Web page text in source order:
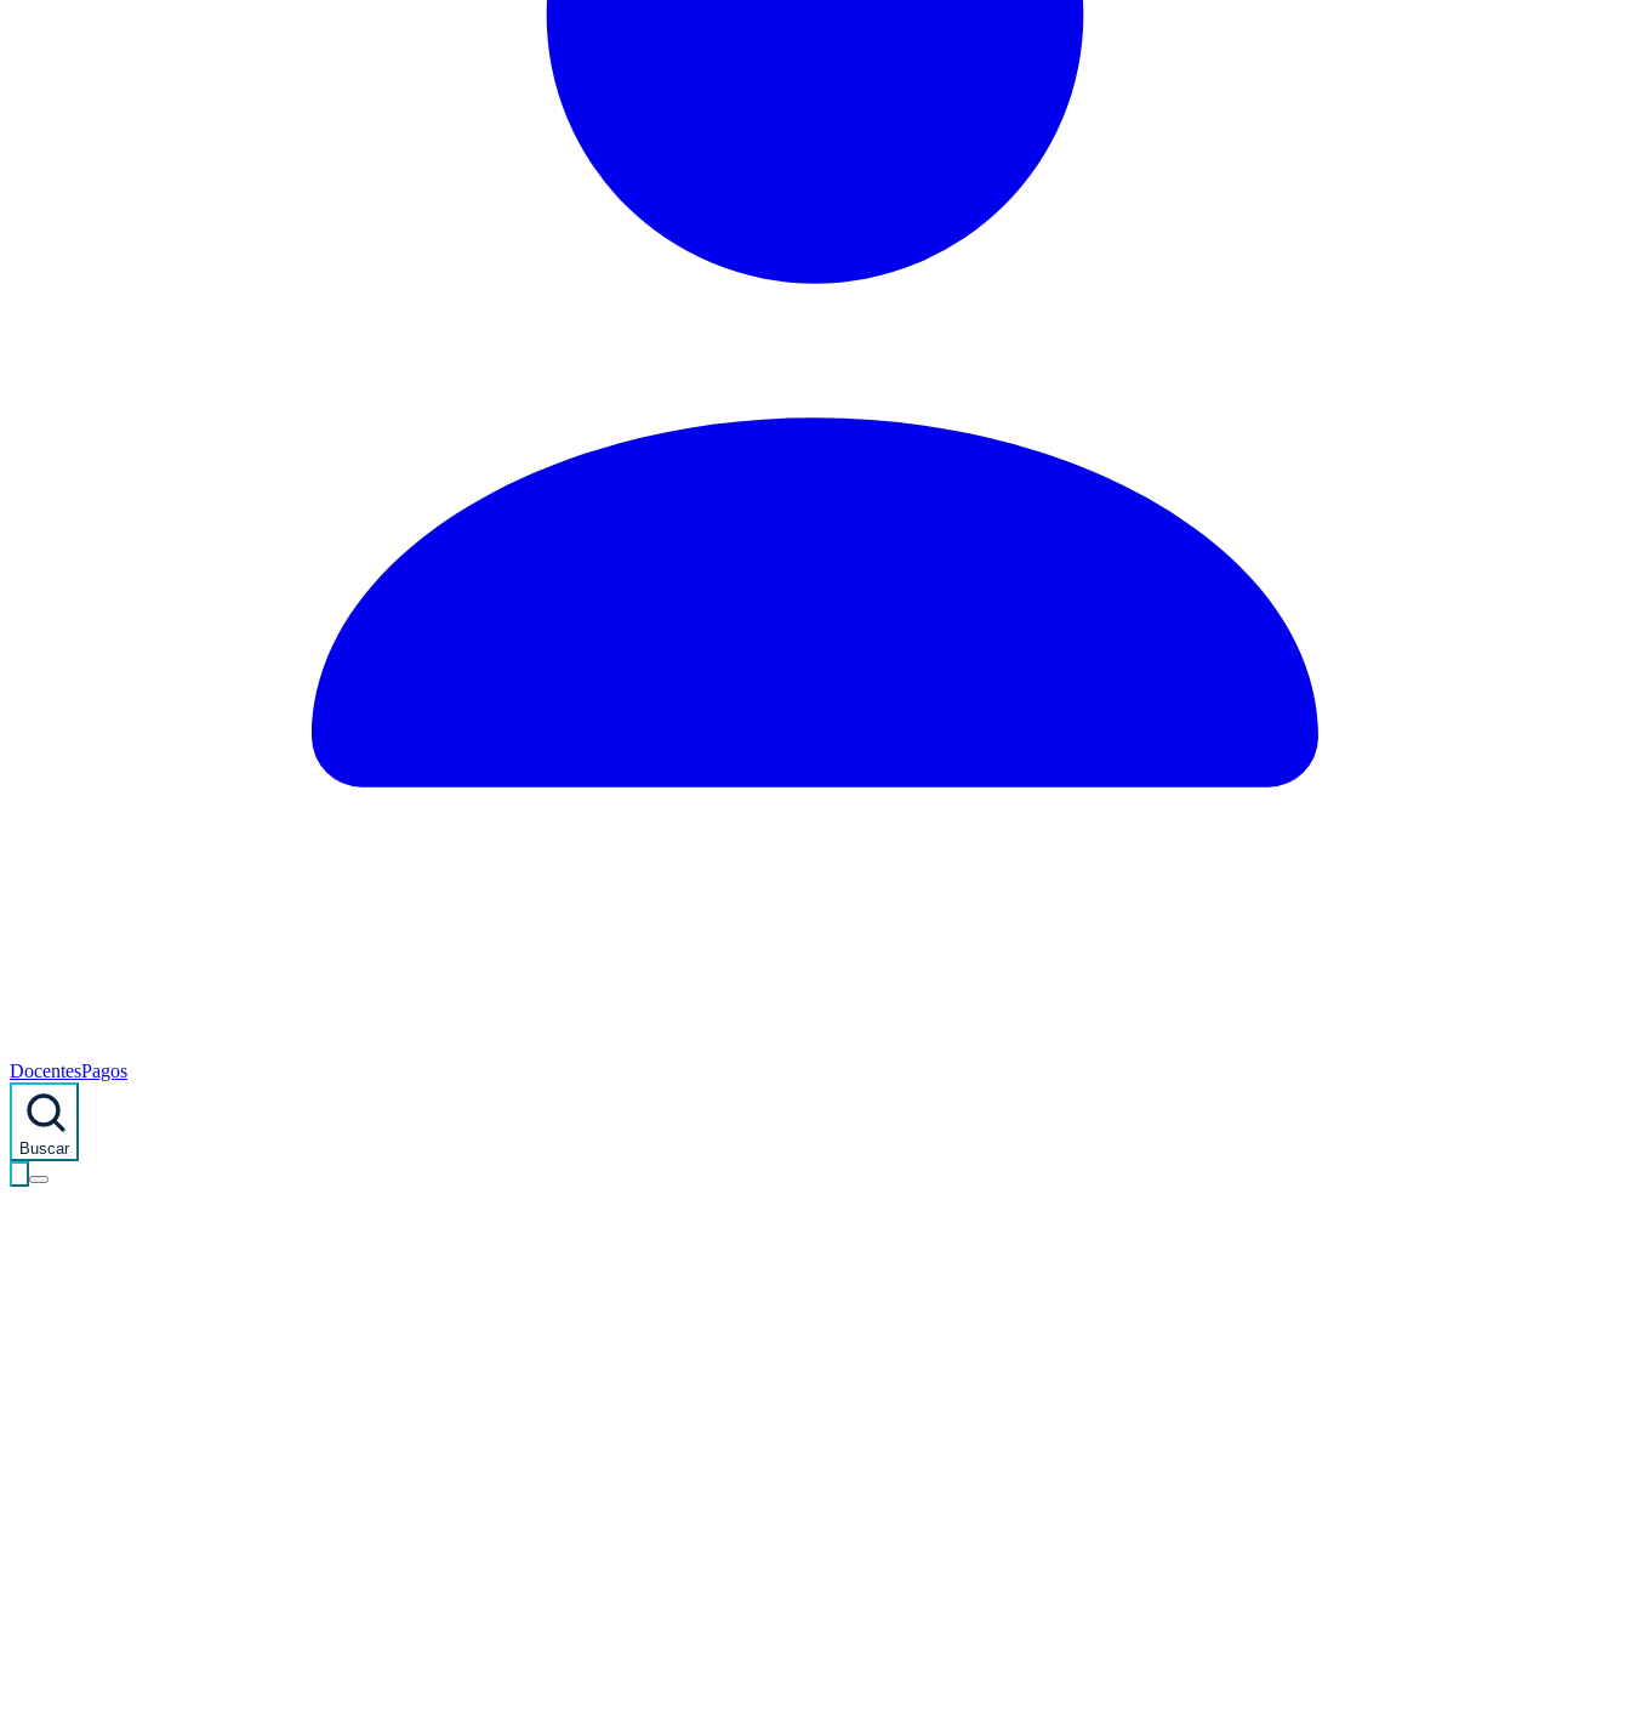
DocentesPagos
Buscar